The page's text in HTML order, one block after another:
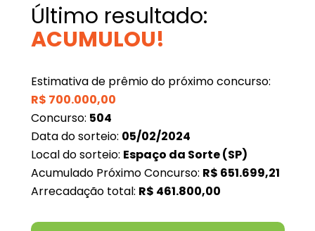
Último resultado:
ACUMULOU!
Estimativa de prêmio do próximo concurso:
R$ 700.000,00
Concurso: 504
Data do sorteio: 05/02/2024
Local do sorteio: Espaço da Sorte (SP)
Acumulado Próximo Concurso: R$ 651.699,21
Arrecadação total: R$ 461.800,00